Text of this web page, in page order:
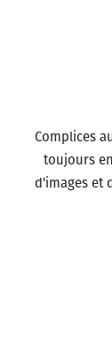
Complices
toujours
d'images et